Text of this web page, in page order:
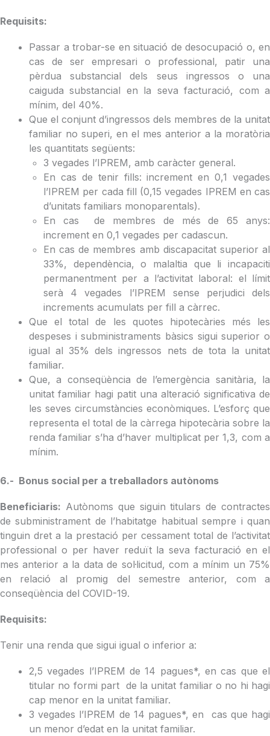
Requisits:
Passar a trobar-se en situació de desocupació o, en
cas de ser empresari o professional, patir una
pèrdua substancial dels seus ingressos o una
caiguda substancial en la seva facturació, com a
mínim, del 40%.
Que el conjunt d’ingressos dels membres de la unitat
familiar no superi, en el mes anterior a la moratòria
les quantitats següents:
3 vegades l’IPREM, amb caràcter general.
En cas de tenir fills: increment en 0,1 vegades
l’IPREM per cada fill (0,15 vegades IPREM en cas
d’unitats familiars monoparentals).
En cas de membres de més de 65 anys:
increment en 0,1 vegades per cadascun.
En cas de membres amb discapacitat superior al
33%, dependència, o malaltia que li incapaciti
permanentment per a l’activitat laboral: el límit
serà 4 vegades l’IPREM sense perjudici dels
increments acumulats per fill a càrrec.
Que el total de les quotes hipotecàries més les
despeses i subministraments bàsics sigui superior o
igual al 35% dels ingressos nets de tota la unitat
familiar.
Que, a conseqüència de l’emergència sanitària, la
unitat familiar hagi patit una alteració significativa de
les seves circumstàncies econòmiques. L’esforç que
representa el total de la càrrega hipotecària sobre la
renda familiar s’ha d’haver multiplicat per 1,3, com a
mínim.
6.- Bonus social per a treballadors autònoms
Beneficiaris: Autònoms que siguin titulars de contractes
de subministrament de l’habitatge habitual sempre i quan
tinguin dret a la prestació per cessament total de l’activitat
professional o per haver reduït la seva facturació en el
mes anterior a la data de sol·licitud, com a mínim un 75%
en relació al promig del semestre anterior, com a
conseqüència del COVID-19.
Requisits:
Tenir una renda que sigui igual o inferior a:
2,5 vegades l’IPREM de 14 pagues*, en cas que el
titular no formi part de la unitat familiar o no hi hagi
cap menor en la unitat familiar.
3 vegades l’IPREM de 14 pagues*, en cas que hagi
un menor d’edat en la unitat familiar.